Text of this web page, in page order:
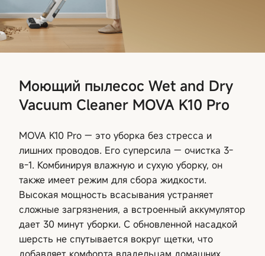
Моющий пылесос Wet and Dry
Vacuum Cleaner MOVA K10 Pro
MOVA K10 Pro — это уборка без стресса и
лишних проводов. Его суперсила — очистка 3-
в-1. Комбинируя влажную и сухую уборку, он
также имеет режим для сбора жидкости.
Высокая мощность всасывания устраняет
сложные загрязнения, а встроенный аккумулятор
дает 30 минут уборки. С обновленной насадкой
шерсть не спутывается вокруг щетки, что